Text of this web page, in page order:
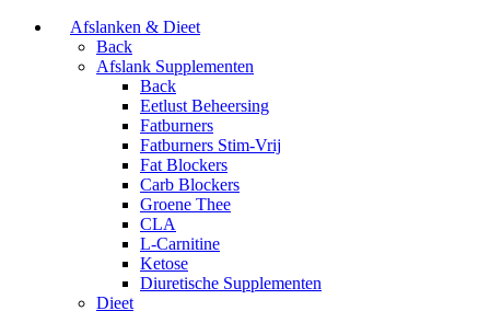
Afslanken & Dieet
Back
Afslank Supplementen
Back
Eetlust Beheersing
Fatburners
Fatburners Stim-Vrij
Fat Blockers
Carb Blockers
Groene Thee
CLA
L-Carnitine
Ketose
Diuretische Supplementen
Dieet